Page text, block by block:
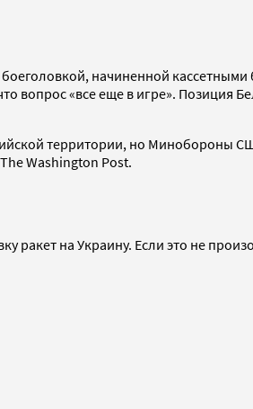
начиненной
вопрос «все еще в игре». Позиция
территории, но Минобороны
Washington Post.
ракет на Украину. Если это не